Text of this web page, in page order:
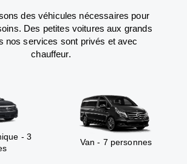
des véhicules nécessaires pour
Des petites voitures aux grands
nos services sont privés et avec
chauffeur.
- 3
Van - 7 personnes